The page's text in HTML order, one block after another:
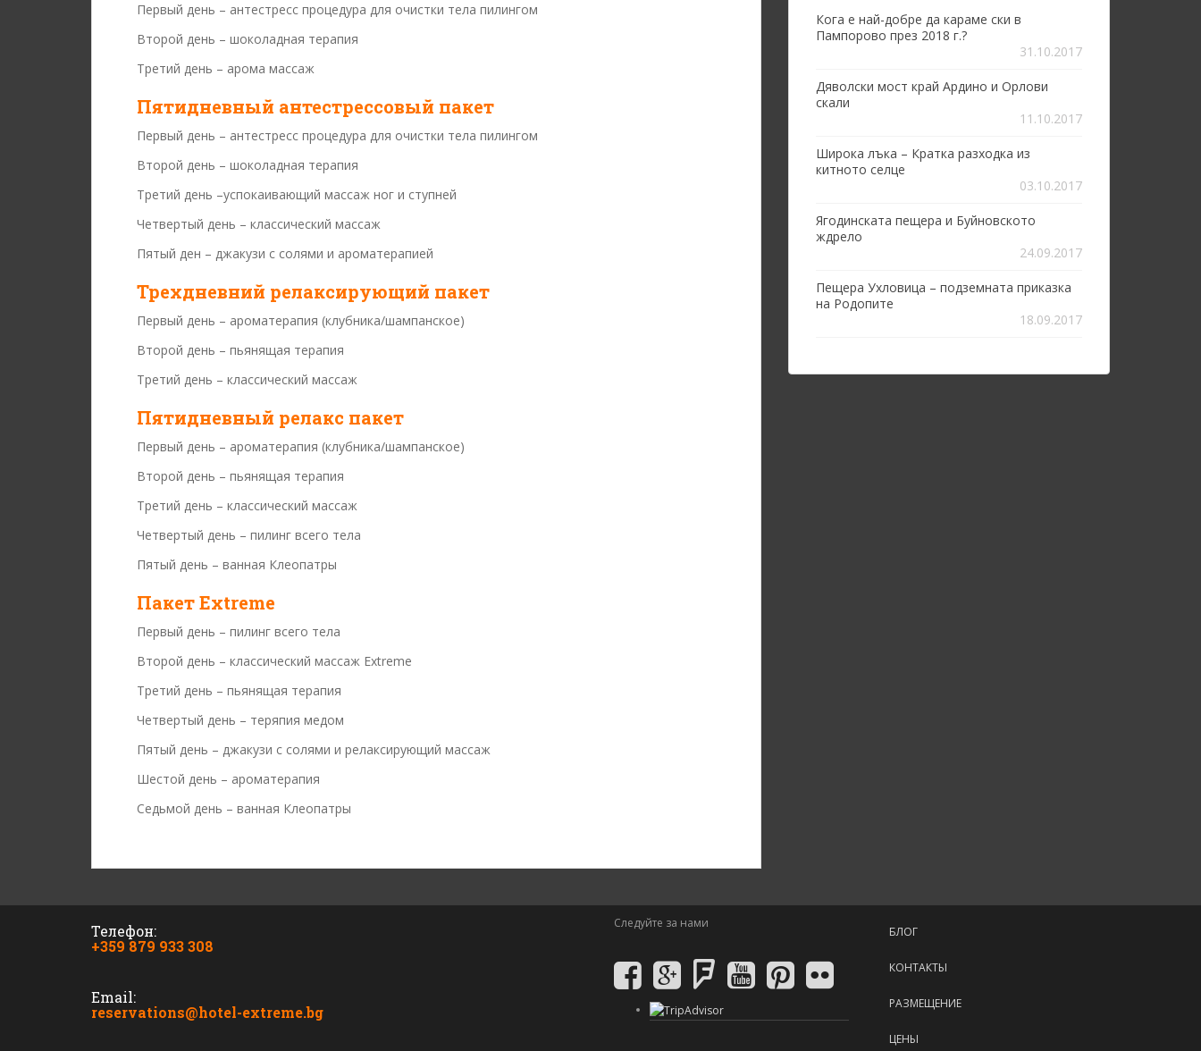
Первый день – антестресс процедура для очистки тела пилингом
Второй день – шоколадная терапия
Третий день – арома массаж
Пятидневный антестрессовый пакет
Первый день – антестресс процедура для очистки тела пилингом
Второй день – шоколадная терапия
Третий день –успокаивающий массаж ног и ступней
Четвертый день – классический массаж
Пятый ден – джакузи с солями и ароматерапией
Трехдневний релаксирующий пакет
Первый день – ароматерапия (клубника/шампанское)
Второй день – пьянящая терапия
Третий день – классический массаж
Пятидневный релакс пакет
Первый день – ароматерапия (клубника/шампанское)
Второй день – пьянящая терапия
Третий день – классический массаж
Четвертый день – пилинг всего тела
Пятый день – ванная Клеопатры
Пакет Extreme
Первый день – пилинг всего тела
Второй день – классический массаж Extreme
Третий день – пьянящая терапия
Четвертый день – теряпия медом
Пятый день – джакузи с солями и релаксирующий массаж
Шестой день – ароматерапия
Седьмой день – ванная Клеопатры
Кога е най-добре да караме ски в
Пампорово през 2018 г.?
31.10.2017
Дяволски мост край Ардино и Орлови
скали
11.10.2017
Широка лъка – Кратка разходка из
китното селце
03.10.2017
Ягодинската пещера и Буйновското
ждрело
24.09.2017
Пещера Ухловица – подземната приказка
на Родопите
18.09.2017
Телефон:
+359 879 933 308
Email:
reservations@hotel-extreme.bg
Следуйте за нами
БЛОГ
КОНТАКТЫ
РАЗМЕЩЕНИЕ
ЦЕНЫ